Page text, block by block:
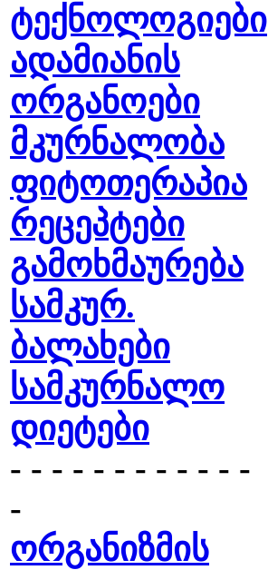
ტექნოლოგიები
ადამიანის
ორგანოები
მკურნალობა
ფიტოთერაპია
რეცეპტები
გამოხმაურება
სამკურ.
ბალახები
სამკურნალო
დიეტები
- - - - - - - - - - - -
-
ორგანიზმის